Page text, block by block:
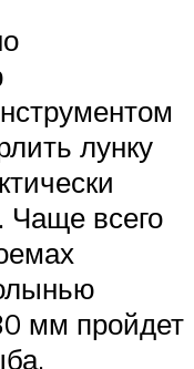
лунку
Чаще всего
мм пройдет